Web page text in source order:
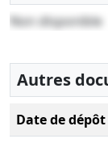
Non disponible
Autres
Date de dépôt